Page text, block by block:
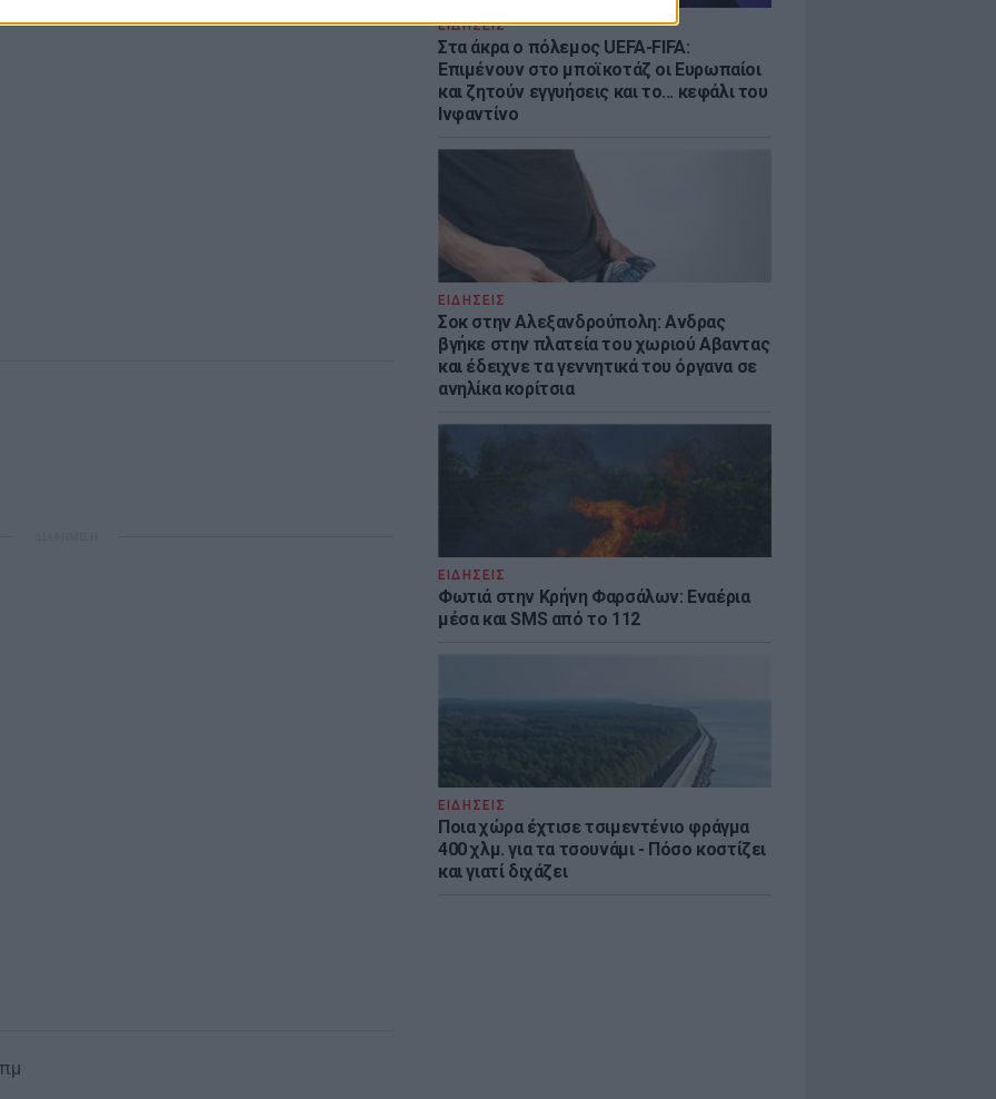
ΕΙΔΗΣΕΙΣ
Στα άκρα ο πόλεμος UEFA-FIFA:
Επιμένουν στο μποϊκοτάζ οι Ευρωπαίοι
και ζητούν εγγυήσεις και το... κεφάλι του
Ινφαντίνο
ΕΙΔΗΣΕΙΣ
Σοκ στην Αλεξανδρούπολη: Ανδρας
βγήκε στην πλατεία του χωριού Αβαντας
και έδειχνε τα γεννητικά του όργανα σε
ανηλίκα κορίτσια
ΕΙΔΗΣΕΙΣ
Φωτιά στην Κρήνη Φαρσάλων: Εναέρια
μέσα και SMS από το 112
ΕΙΔΗΣΕΙΣ
Ποια χώρα έχτισε τσιμεντένιο φράγμα
400 χλμ. για τα τσουνάμι - Πόσο κοστίζει
και γιατί διχάζει